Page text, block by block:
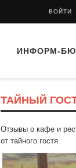
ВОЙТИ
ИНФОРМ-
ТАЙНЫЙ
Отзывы о кафе и
от тайного гостя.